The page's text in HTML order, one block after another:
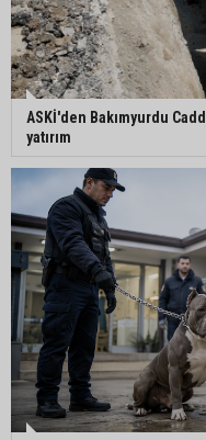
ASKİ'den Bakımyurdu
yatırım